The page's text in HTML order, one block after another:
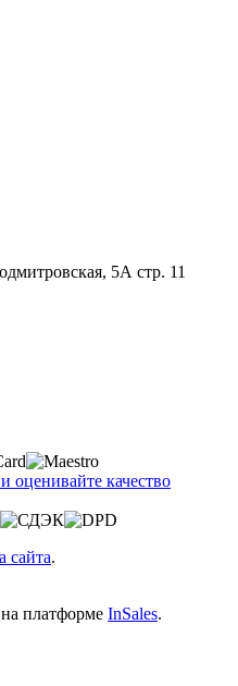
5А стр. 11
сайта.
на платформе InSales.